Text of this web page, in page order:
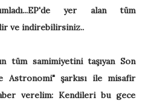
yer alan tüm
ve indirebilirsiniz..
tüm samimiyetini taşıyan Son
Astronomi" şarkısı ile misafir
verelim: Kendileri bu gece